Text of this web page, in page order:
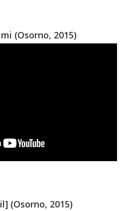
(Osorno, 2015)
(Osorno, 2015)